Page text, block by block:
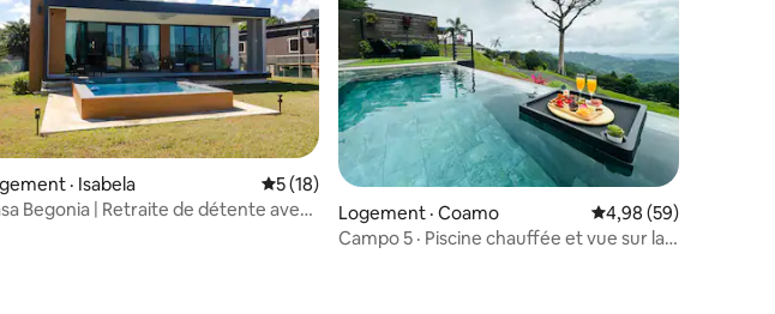
4,79 sur 5, 19 commentaires
· Isabela Note moyenne de 5 sur 5, 18 commentaires
5 (18)
Begonia | Retraite de détente avec
Logement · Coamo Note moyenne de
4,98 (59)
Campo 5 · Piscine chauffée et vue sur la